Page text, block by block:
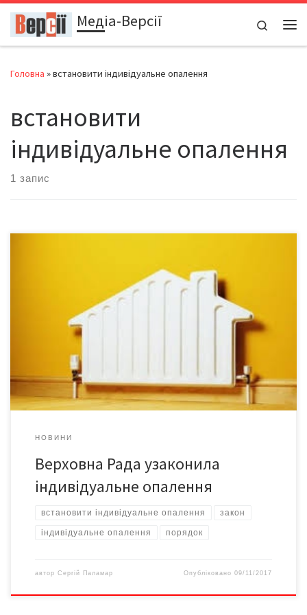
Перейти до вмістуМедіа-Версії
Search
Головна »встановити індивідуальне опалення
встановити
індивідуальне опалення
1 запис
Новий закон «Про житлово-комунальні послуги» дозволить
власникам квартир у багатоквартирних будинках за певних
умов від’єднатись від мереж централізованого опалення та
постачання гарячої води. Закон було ухвалено у парламенті 9
листопада. Тексті закону розміщений на сайті Верховної Ради.
опалення та постачання гарячої води є […]
НОВИНИ
Верховна Рада узаконила
індивідуальне опалення
встановити індивідуальне опалення закон
індивідуальне опалення порядок
автор Сергій Паламар Опубліковано09/11/2017